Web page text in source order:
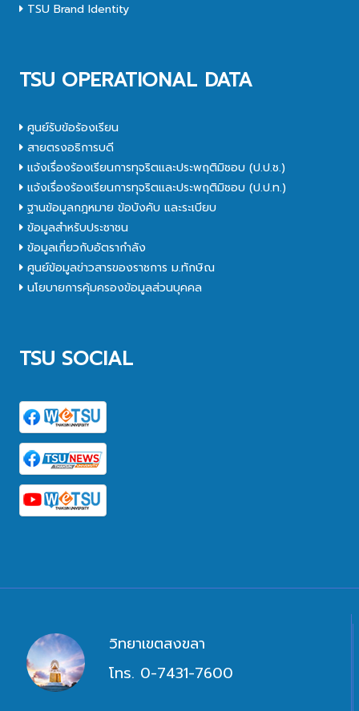
TSU Brand Identity
TSU OPERATIONAL DATA
ศูนย์รับข้อร้องเรียน
สายตรงอธิการบดี
แจ้งเรื่องร้องเรียนการทุจริตและประพฤติมิชอบ (ป.ป.ช.)
แจ้งเรื่องร้องเรียนการทุจริตและประพฤติมิชอบ (ป.ป.ท.)
ฐานข้อมูลกฎหมาย ข้อบังคับ และระเบียบ
ข้อมูลสำหรับประชาชน
ข้อมูลเกี่ยวกับอัตรากำลัง
ศูนย์ข้อมูลข่าวสารของราชการ ม.ทักษิณ
นโยบายการคุ้มครองข้อมูลส่วนบุคคล
TSU SOCIAL
วิทยาเขตสงขลา
โทร. 0-7431-7600